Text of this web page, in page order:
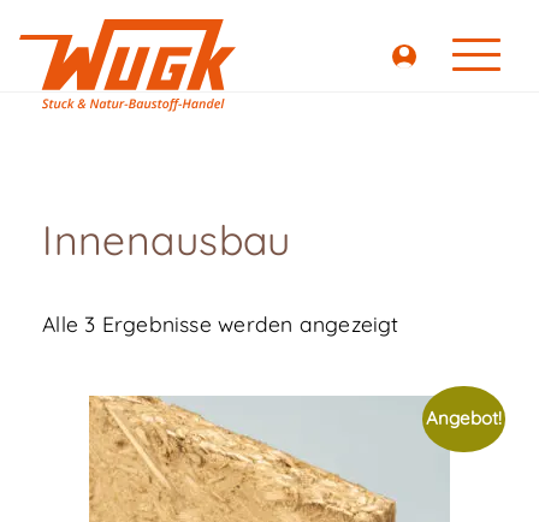
Innenausbau
Alle 3 Ergebnisse werden angezeigt
Angebot!